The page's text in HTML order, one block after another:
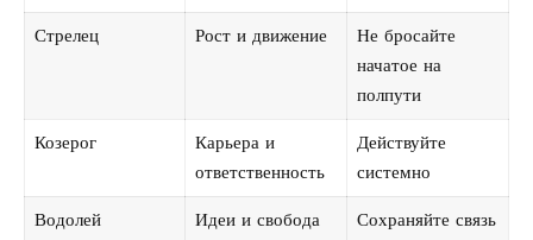
Стрелец Рост и движение
Не бросайте
начатое на
полпути
Козерог
Карьера и
ответственность
Действуйте
системно
Водолей Идеи и свобода
Сохраняйте связь